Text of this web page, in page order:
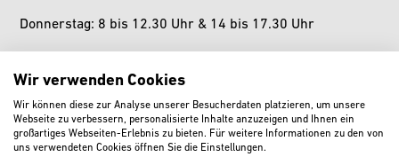
Donnerstag: 8 bis 12.30 Uhr & 14 bis 17.30 Uhr
Samstag: geschlossen
Sonntag: geschlossen
Wir verwenden Cookies
Wir können diese zur Analyse unserer Besucherdaten platzieren, um unsere
Webseite zu verbessern, personalisierte Inhalte anzuzeigen und Ihnen ein
großartiges Webseiten-Erlebnis zu bieten. Für weitere Informationen zu den von
uns verwendeten Cookies öffnen Sie die Einstellungen.